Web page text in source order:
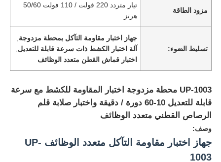
مزود الطاقة
تيار متردد 220 فولت / 110 فولت 50/60
هرتز
تسليط الضوء:
جهاز اختبار مقاومة التآكل بمحطة مزدوجة
آلة اختبار الكشط ذات سرعة قابلة للتعديل
اختبار قماش القطن متعدد الوظائف
UP-1003 محطة مزدوجة اختبار المقاومة للكشط مع سرعة
قابلة للتعديل 10-60 دورة / دقيقة واختبار صلابة قلم
الرصاص القطني متعدد الوظائف
وصف:
جهاز اختبار مقاومة التآكل متعدد الوظائف UP-
1003